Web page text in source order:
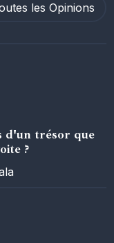
les Opinions
d'un trésor que
?